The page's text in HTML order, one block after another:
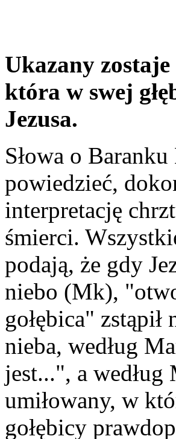
Ukazany
która w swej
Jezusa.
Słowa o
powiedzieć,
interpretację
śmierci.
podają, że gdy
niebo (Mk),
gołębica" zstąpił
nieba, według
jest...", a według
umiłowany, w
gołębicy